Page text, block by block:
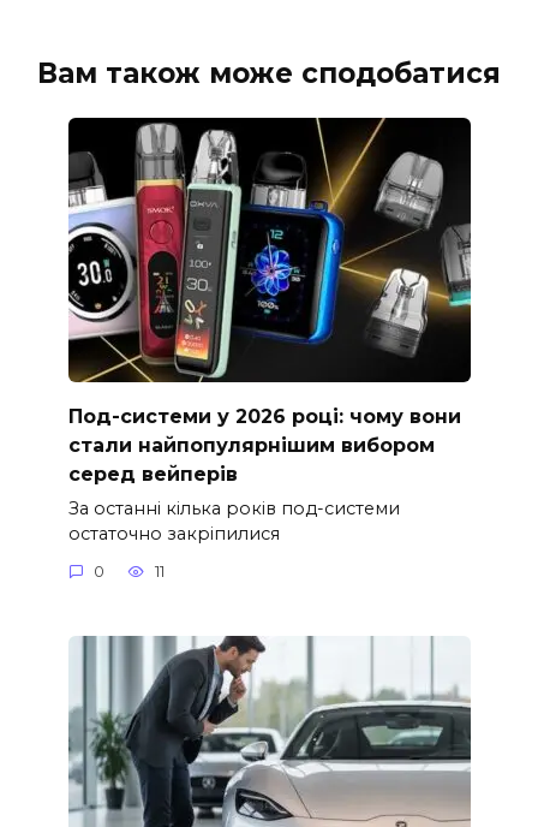
Вам також може сподобатися
Под-системи у 2026 році: чому вони
стали найпопулярнішим вибором
серед вейперів
За останні кілька років под-системи
остаточно закріпилися
0 11